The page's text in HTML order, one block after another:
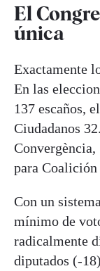
El
única
Exactamente
En las
137 escaños,
Ciudadanos
para Coalición
Con un
mínimo de
radicalmente
diputados (-